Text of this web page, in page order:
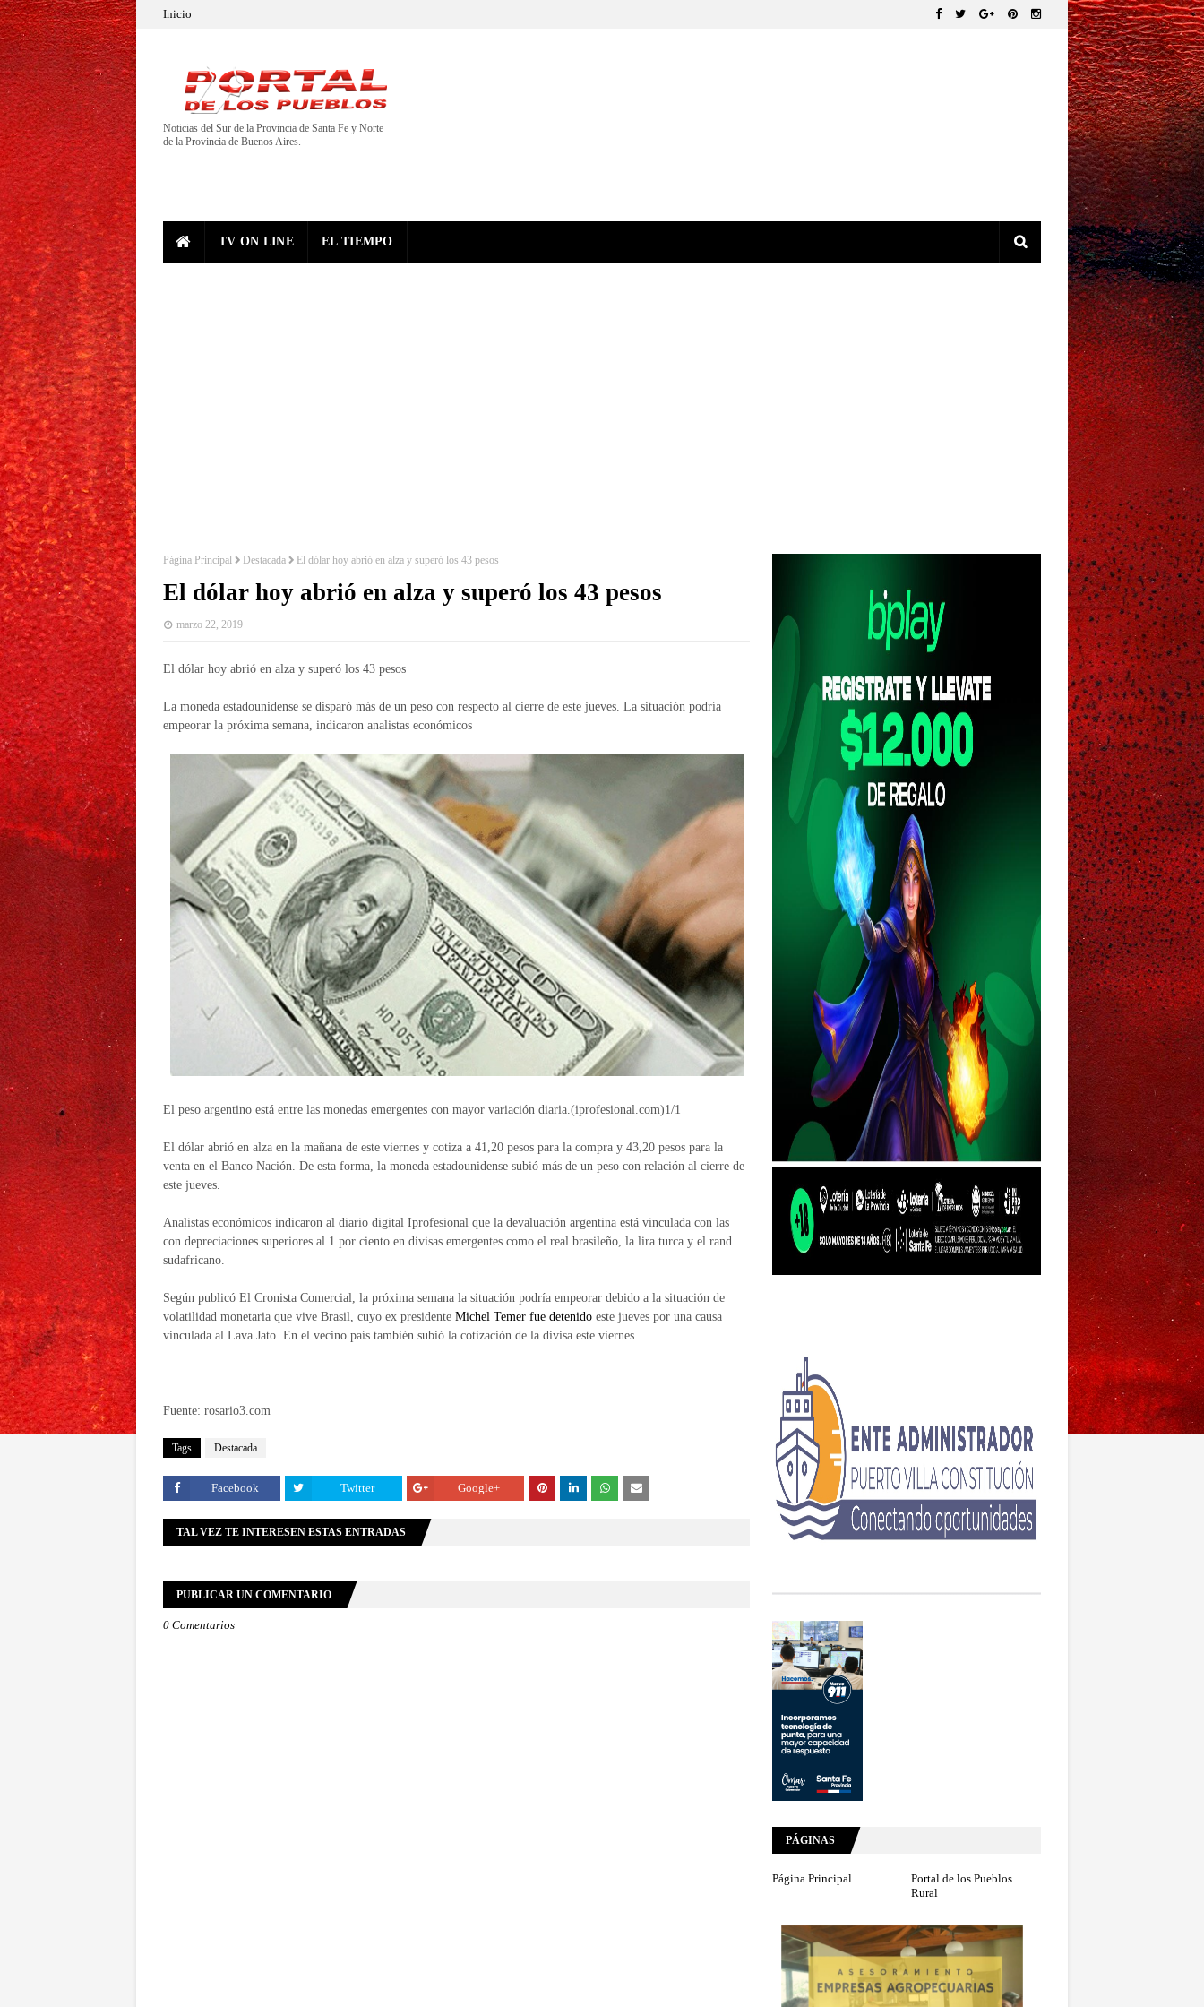
Inicio
Noticias del Sur de la Provincia de Santa Fe y Norte
de la Provincia de Buenos Aires.
TV ON LINE EL TIEMPO
Página Principal Destacada El dólar hoy abrió en alza y superó los 43 pesos
El dólar hoy abrió en alza y superó los 43 pesos
marzo 22, 2019
El dólar hoy abrió en alza y superó los 43 pesos
La moneda estadounidense se disparó más de un peso con respecto al cierre de este jueves. La situación podría
empeorar la próxima semana, indicaron analistas económicos
El peso argentino está entre las monedas emergentes con mayor variación diaria.(iprofesional.com)1/1
El dólar abrió en alza en la mañana de este viernes y cotiza a 41,20 pesos para la compra y 43,20 pesos para la
venta en el Banco Nación. De esta forma, la moneda estadounidense subió más de un peso con relación al cierre de
este jueves.
Analistas económicos indicaron al diario digital Iprofesional que la devaluación argentina está vinculada con las
con depreciaciones superiores al 1 por ciento en divisas emergentes como el real brasileño, la lira turca y el rand
sudafricano.
Según publicó El Cronista Comercial, la próxima semana la situación podría empeorar debido a la situación de
volatilidad monetaria que vive Brasil, cuyo ex presidente Michel Temer fue detenido este jueves por una causa
vinculada al Lava Jato. En el vecino país también subió la cotización de la divisa este viernes.
Fuente: rosario3.com
Tags Destacada
Facebook Twitter Google+
TAL VEZ TE INTERESEN ESTAS ENTRADAS
PUBLICAR UN COMENTARIO
0 Comentarios
PÁGINAS
Página Principal
Portal de los Pueblos
Rural